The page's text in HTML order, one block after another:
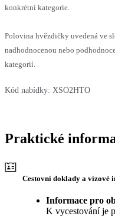
konkrétní kategorie.
Polovina hvězdičky uvedená ve
nadhodnocenou nebo
kategorií.
Kód nabídky: XSO2HTO
Praktické
Cestovní doklady a vízové
Informace pro
K vycestování je